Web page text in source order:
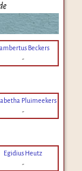
Beckers
-
Pluimeekers
-
Egidius Heutz
-